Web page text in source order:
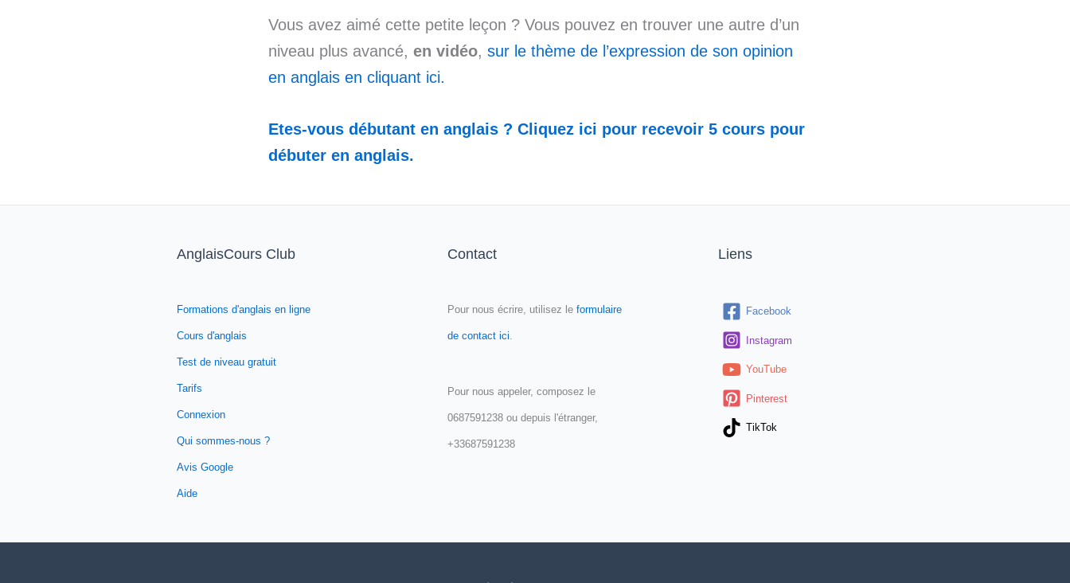
Vous avez aimé cette petite leçon ? Vous pouvez en trouver une autre d’un
niveau plus avancé, en vidéo, sur le thème de l’expression de son opinion
en anglais en cliquant ici.
Etes-vous débutant en anglais ? Cliquez ici pour recevoir 5 cours pour
débuter en anglais.
AnglaisCours Club
Formations d'anglais en ligne
Cours d'anglais
Test de niveau gratuit
Tarifs
Connexion
Qui sommes-nous ?
Avis Google
Aide
Contact
Pour nous écrire, utilisez le formulaire
de contact ici.
Pour nous appeler, composez le
0687591238 ou depuis l'étranger,
+33687591238
Liens
Facebook
Instagram
YouTube
Pinterest
TikTok